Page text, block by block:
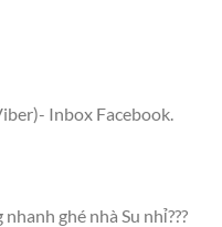
Inbox Facebook.
ghé nhà Su nhỉ???